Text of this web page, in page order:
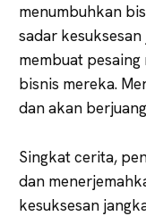
menumbuhkan
sadar
membuat
bisnis mereka.
dan akan
Singkat cerita,
dan
kesuksesan